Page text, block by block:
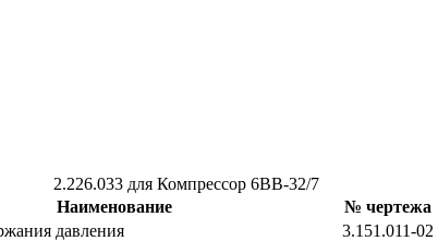
2.226.033 для Компрессор 6ВВ-32/7
Наименование № чертежа
давления 3.151.011-02